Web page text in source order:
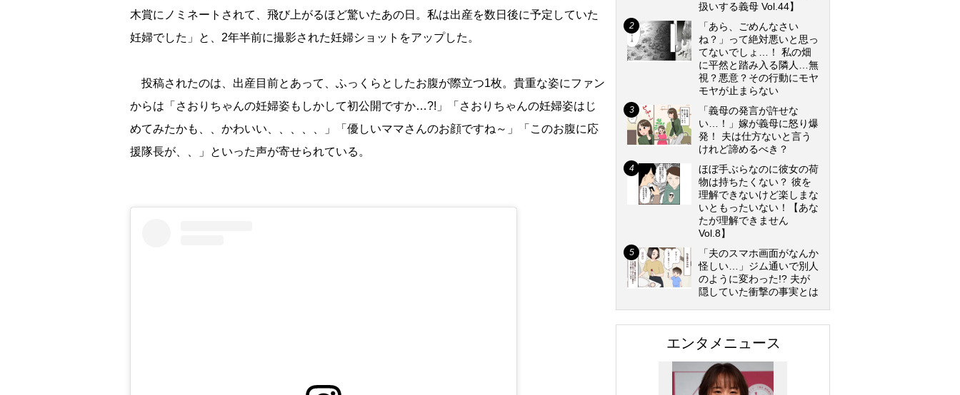
木賞にノミネートされて、飛び上がるほど驚いたあの日。私は出産を数日後に予定していた
妊婦でした」と、2年半前に撮影された妊婦ショットをアップした。
投稿されたのは、出産目前とあって、ふっくらとしたお腹が際立つ1枚。貴重な姿にファン
からは「さおりちゃんの妊婦姿もしかして初公開ですか…?!」「さおりちゃんの妊婦姿はじ
めてみたかも、、かわいい、、、、、」「優しいママさんのお顔ですね～」「このお腹に応
援隊長が、、」といった声が寄せられている。
扱いする義母 Vol.44】
「あら、ごめんなさい
ね？」って絶対悪いと思っ
てないでしょ…！ 私の畑
に平然と踏み入る隣人…無
視？悪意？その行動にモヤ
モヤが止まらない
「義母の発言が許せな
い…！」嫁が義母に怒り爆
発！ 夫は仕方ないと言う
けれど諦めるべき？
ほぼ手ぶらなのに彼女の荷
物は持ちたくない？ 彼を
理解できないけど楽しまな
いともったいない！【あな
たが理解できません
Vol.8】
「夫のスマホ画面がなんか
怪しい…」ジム通いで別人
のように変わった!? 夫が
隠していた衝撃の事実とは
エンタメニュース